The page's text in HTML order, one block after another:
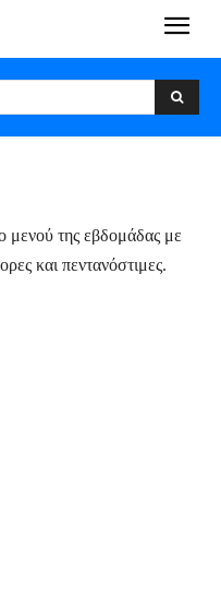
μενού της εβδομάδας με
και πεντανόστιμες.